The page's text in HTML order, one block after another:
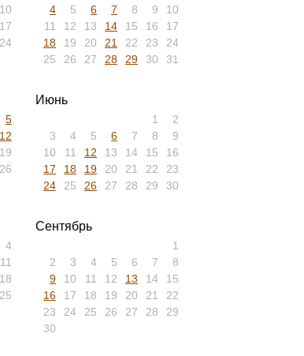
10
17
24
4
5 6 7 8 9
10
11
12 13 14 15 16
17
18
19 20 21 22 23
24
25
26 27 28 29 30 31
5
12
19
26
Июнь
1
2
3
4 5 6 7 8
9
10
11 12 13 14 15
16
17
18 19 20 21 22
23
24
25 26 27 28 29 30
4
11
18
25
Сентябрь
1
2
3 4 5 6 7
8
9
10 11 12 13 14
15
16
17 18 19 20 21
22
23
24 25 26 27 28
29
30